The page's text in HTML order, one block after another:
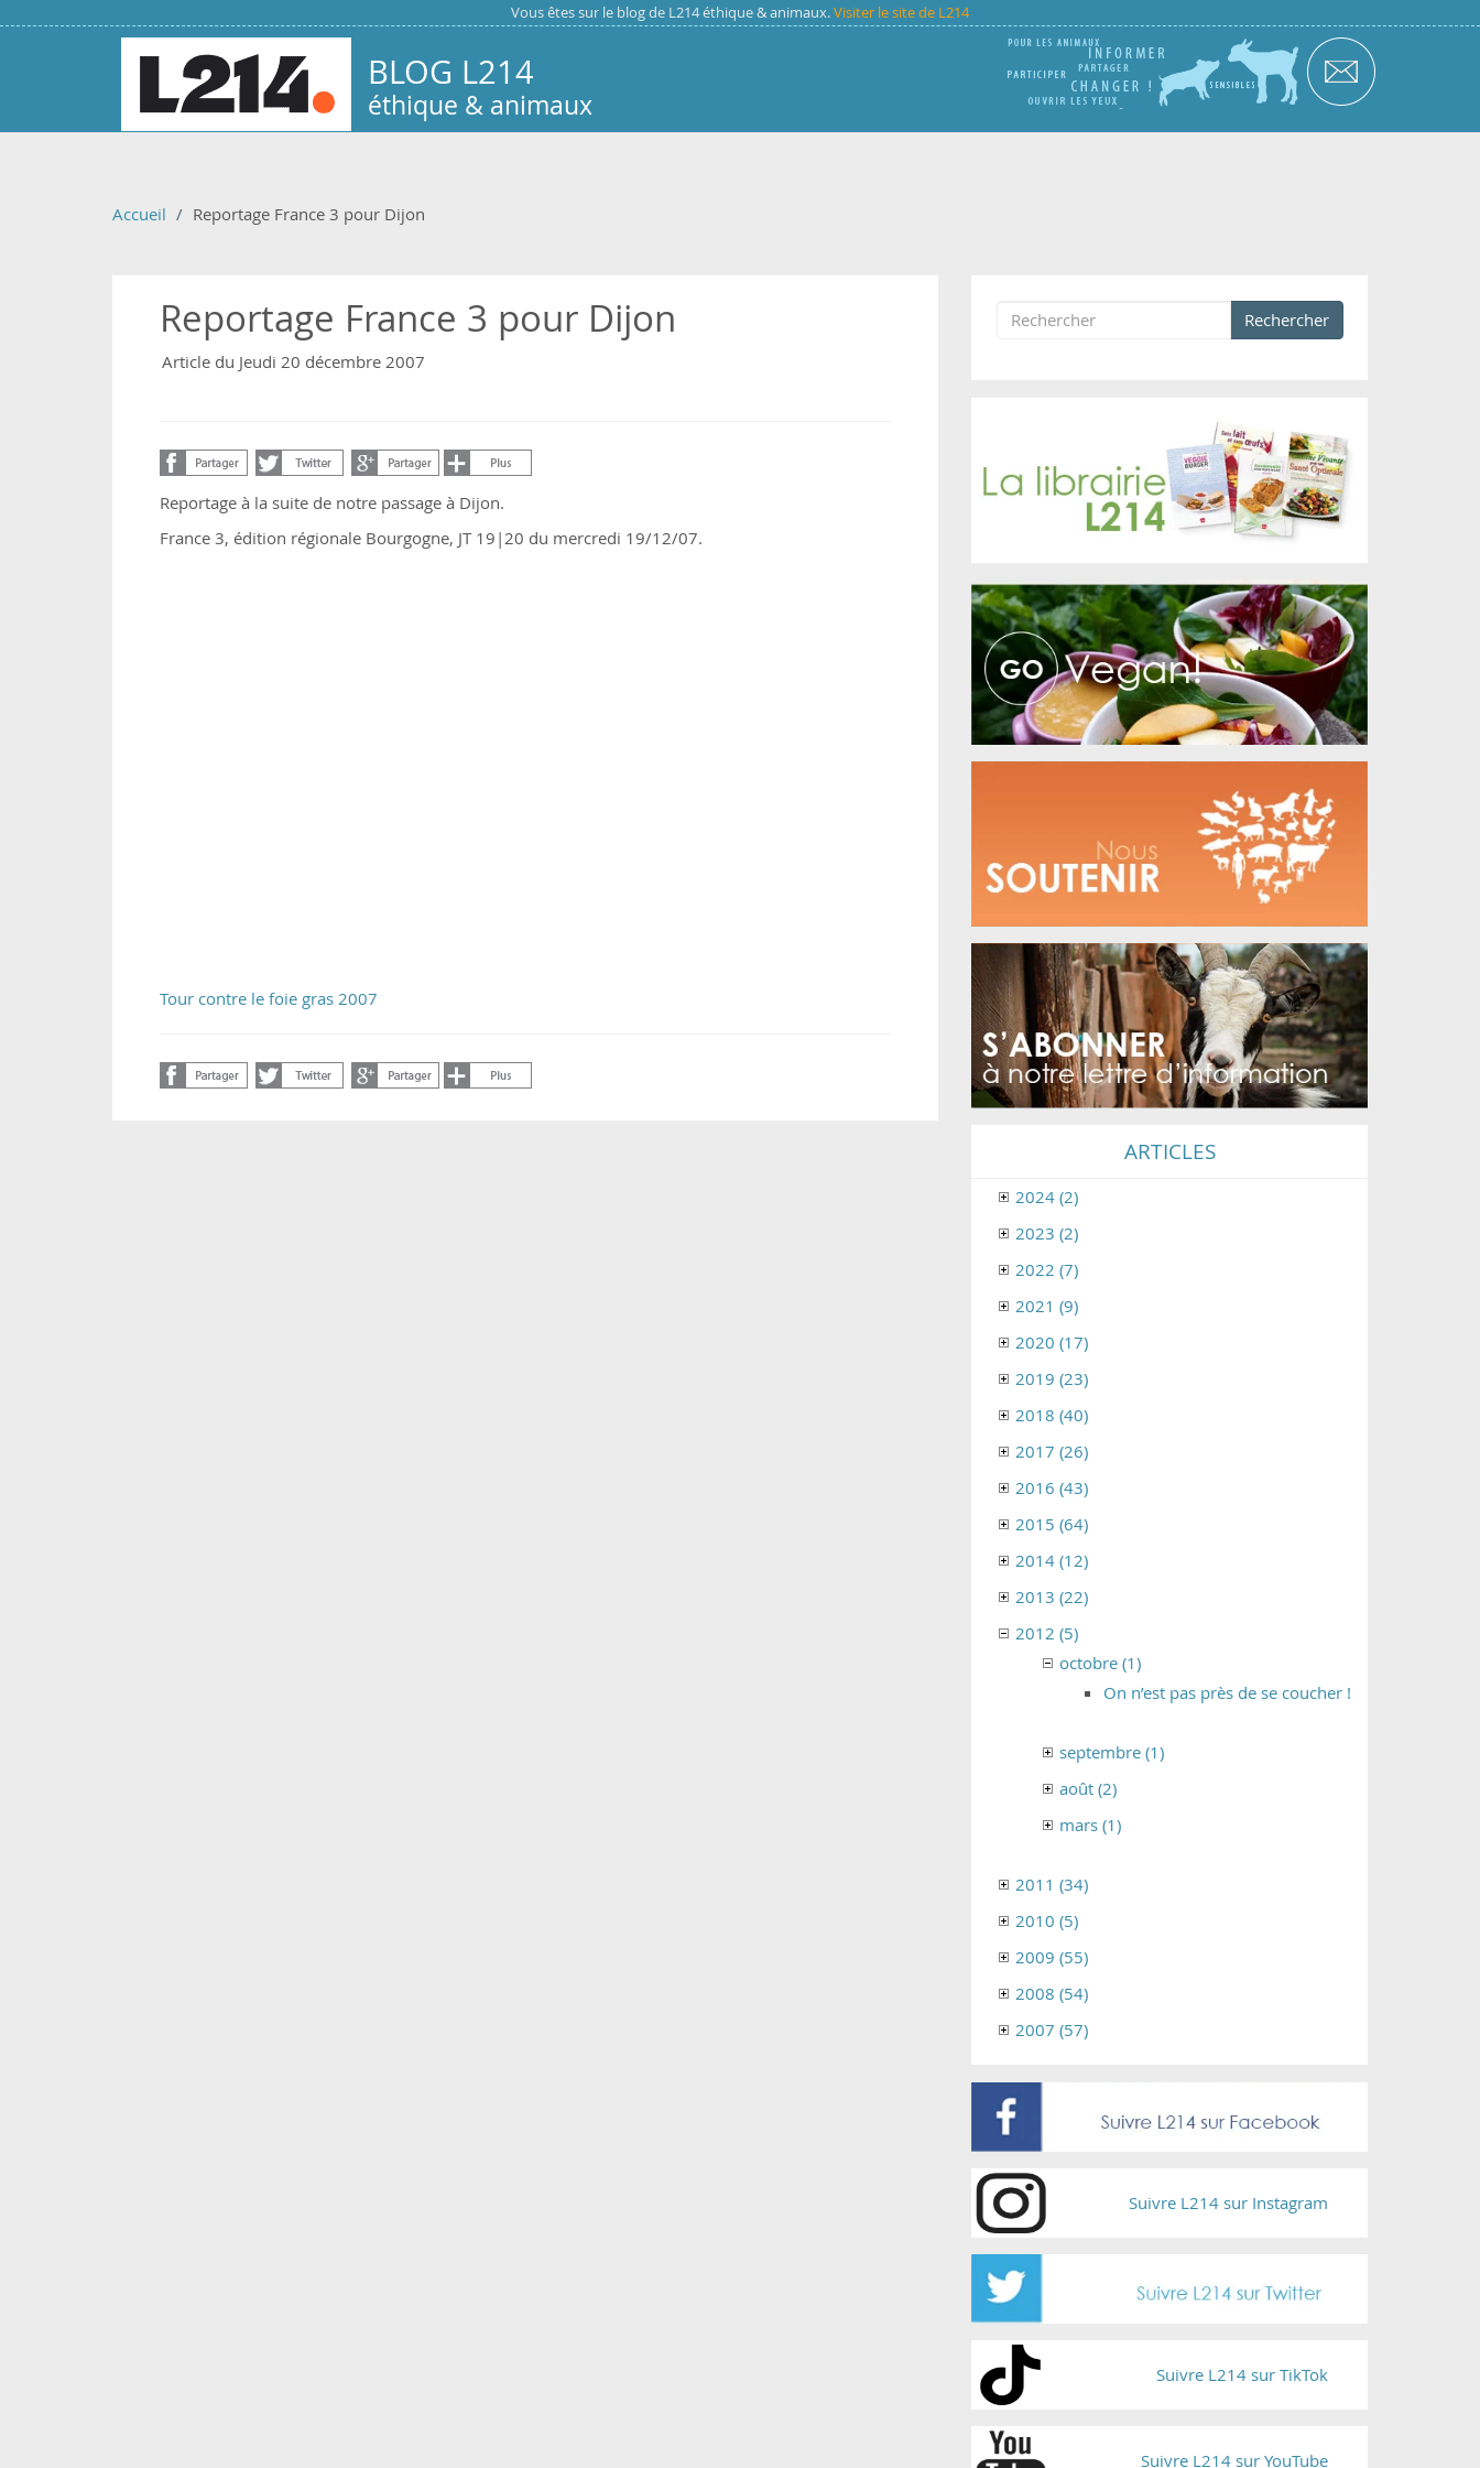
Vous êtes sur le blog de L214 éthique & animaux.Visiter le site de L214
BLOG L214
éthique & animaux
Accueil Reportage France 3 pour Dijon
Reportage France 3 pour Dijon
Article du Jeudi 20 décembre 2007
Reportage à la suite de notre passage à Dijon.
France 3, édition régionale Bourgogne, JT 19|20 du mercredi 19/12/07.
Tour contre le foie gras 2007
Formulaire de recherche
Rechercher
ARTICLES
2024 (2)
2023 (2)
2022 (7)
2021 (9)
2020 (17)
2019 (23)
2018 (40)
2017 (26)
2016 (43)
2015 (64)
2014 (12)
2013 (22)
2012 (5)
octobre (1)
On n’est pas près de se coucher !
septembre (1)
août (2)
mars (1)
2011 (34)
2010 (5)
2009 (55)
2008 (54)
2007 (57)
Suivre L214 sur Instagram
Suivre L214 sur TikTok
Suivre L214 sur YouTube